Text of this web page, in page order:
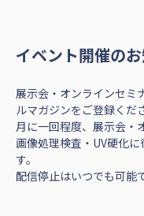
イベント開催の
展示会・オンラインセミ
ルマガジンをご登録くだ
月に一回程度、展示会・
画像処理検査・UV硬化
す。
配信停止はいつでも可能